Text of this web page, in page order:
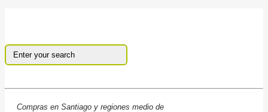
Compras en Santiago y regiones medio de